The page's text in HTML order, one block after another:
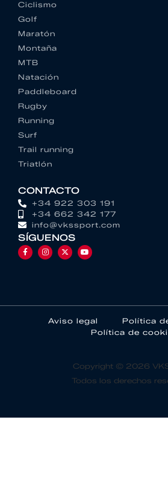
Ciclismo
Golf
Maratón
Montaña
MTB
Natación
Paddleboard
Rugby
Running
Surf
Trail running
Triatlón
CONTACTO
+34 922 303 191
+34 662 342 177
info@vkssport.com
SÍGUENOS
Aviso legal
Política
Política de
Copyright © 2026
Todos los derechos